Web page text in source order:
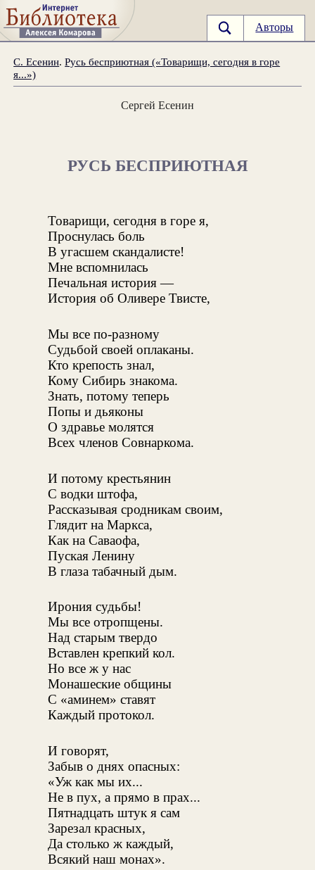
Авторы
С. Есенин.Русь бесприютная («Товарищи, сегодня в горе
я...»)
Сергей Есенин
РУСЬ БЕСПРИЮТНАЯ
Товарищи, сегодня в горе я,
Проснулась боль
В угасшем скандалисте!
Мне вспомнилась
Печальная история —
История об Оливере Твисте,
Мы все по-разному
Судьбой своей оплаканы.
Кто крепость знал,
Кому Сибирь знакома.
Знать, потому теперь
Попы и дьяконы
О здравье молятся
Всех членов Совнаркома.
И потому крестьянин
С водки штофа,
Рассказывая сродникам своим,
Глядит на Маркса,
Как на Саваофа,
Пуская Ленину
В глаза табачный дым.
Ирония судьбы!
Мы все отропщены.
Над старым твердо
Вставлен крепкий кол.
Но все ж у нас
Монашеские общины
С «аминем» ставят
Каждый протокол.
И говорят,
Забыв о днях опасных:
«Уж как мы их...
Не в пух, а прямо в прах...
Пятнадцать штук я сам
Зарезал красных,
Да столько ж каждый,
Всякий наш монах».